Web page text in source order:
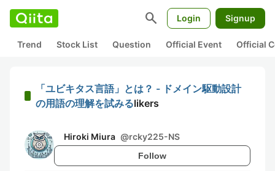
search Login Signup
Trend Stock List Question Official Event Official
「ユビキタス言語」とは？ - ドメイン駆動設計
の用語の理解を試みるlikers
Hiroki Miura @rcky225-NS
Follow